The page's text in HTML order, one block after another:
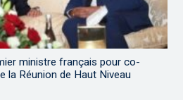
ministre français pour co-
la Réunion de Haut Niveau